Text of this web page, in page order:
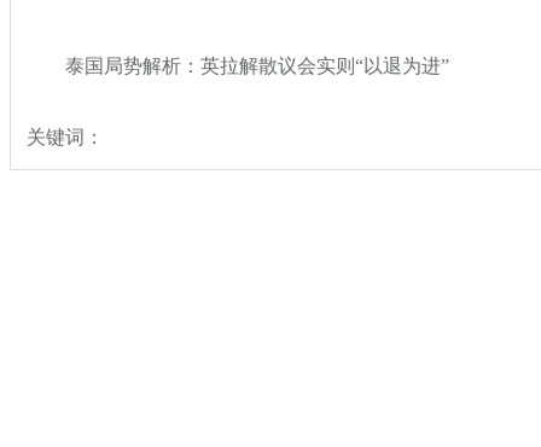
泰国局势解析：英拉解散议会实则“以退为进”
关键词：